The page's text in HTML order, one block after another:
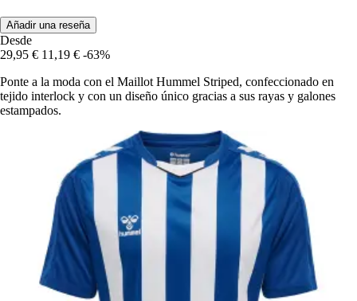
Añadir una reseña
Desde
29,95 € 11,19 € -63%
Ponte a la moda con el Maillot Hummel Striped, confeccionado en
tejido interlock y con un diseño único gracias a sus rayas y galones
estampados.